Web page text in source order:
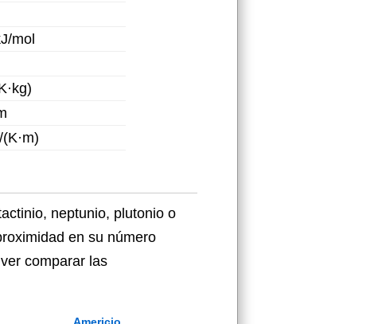
mol
neptunio, plutonio o
en su número
comparar las